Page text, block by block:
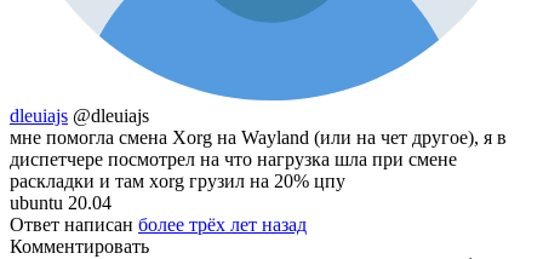
dleuiajs @dleuiajs
мне помогла смена Xorg на Wayland (или на чет другое), я в
диспетчере посмотрел на что нагрузка шла при смене
раскладки и там xorg грузил на 20% цпу
ubuntu 20.04
Ответ написан более трёх лет назад
Комментировать